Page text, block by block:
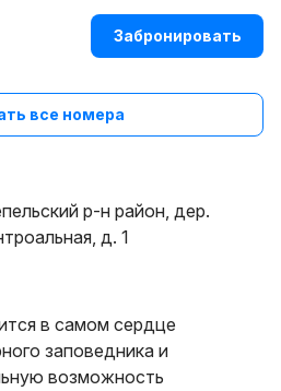
Забронировать
все номера
р-н район, дер.
д. 1
в самом сердце
заповедника и
возможность